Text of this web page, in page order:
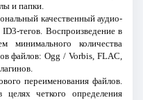
и папки.
качественный аудио-
тегов. Воспроизведение в
минимального количества
файлов: Ogg / Vorbis, FLAC,
переименования файлов.
целях четкого определения